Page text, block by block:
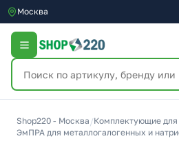
Москва
Shop220 - Москва /Комплектующие для
ЭмПРА для металлогалогенных и